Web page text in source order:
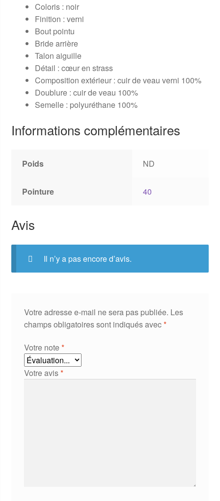
Coloris : noir
Finition : verni
Bout pointu
Bride arrière
Talon aiguille
Détail : cœur en strass
Composition extérieur : cuir de veau verni 100%
Doublure : cuir de veau 100%
Semelle : polyuréthane 100%
Informations complémentaires
Poids ND
Pointure 40
Avis
Il n’y a pas encore d’avis.
Votre adresse e-mail ne sera pas publiée. Les
champs obligatoires sont indiqués avec*
Votre note*
Votre avis*